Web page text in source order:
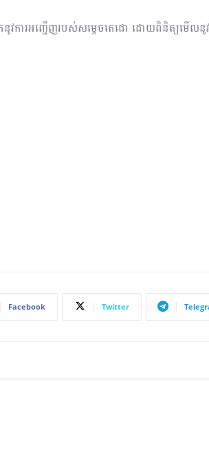
ការអញ្ជើញរបស់សម្ដេចតេជោ ដោយពិនិត្យ​មើល
Facebook Twitter